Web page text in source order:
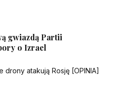
gwiazdą Partii
o Izrael